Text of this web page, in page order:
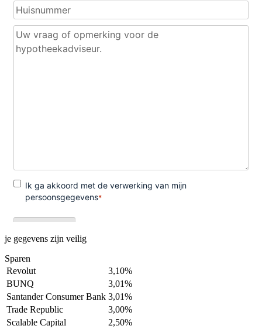
je gegevens zijn veilig
Sparen
Revolut
3,10%
BUNQ
3,01%
Santander Consumer Bank 3,01%
Trade Republic
3,00%
Scalable Capital
2,50%